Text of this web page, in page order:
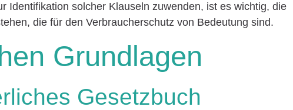
Identifikation solcher Klauseln zuwenden, ist es wichtig, die
die für den Verbraucherschutz von Bedeutung sind.
Grundlagen
Gesetzbuch